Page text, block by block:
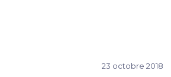
23 octobre 2018